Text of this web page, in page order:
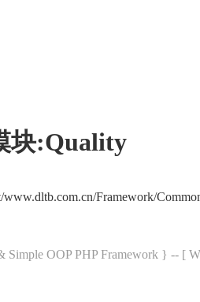
块:Quality
Framework/
Simple OOP PHP Framework } -- [